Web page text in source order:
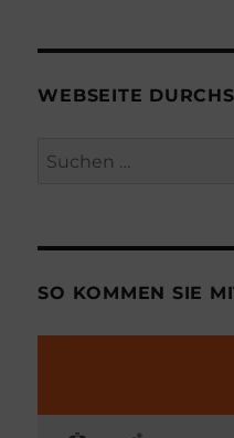
WEBSEITE
Suchen
SO KOMMEN SIE